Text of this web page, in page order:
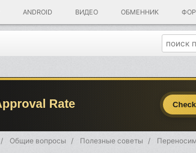
ANDROID ВИДЕО ОБМЕННИК
Общие вопросы Полезные советы